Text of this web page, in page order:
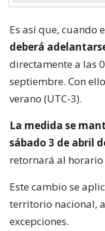
Es así que, cuando
deberá
directamente a las
septiembre. Con
verano (UTC-3).
La medida se
sábado 3 de abril
retornará al horario
Este cambio se
territorio nacional,
excepciones.